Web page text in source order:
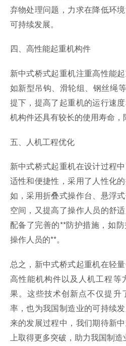
弃物处理问题，力求在降低环
可持续发展。
四、高性能起重机构件
新中式桥式起重机注重高性能
如新型吊钩、滑轮组、钢丝绳
提下，提高了起重机的运行速
机构件还具有较长的使用寿命，
五、人机工程优化
新中式桥式起重机在设计过程
适性和便捷性，采用了人性化
如，采用折叠式操作台、悬浮
空间，又提高了操作人员的舒
配备了完善的**防护措施，如
操作人员的**。
总之，新中式桥式起重机在轻
高性能机构件以及人机工程等
果。这些技术创新点不仅提升
率，也为我国制造业的可持续
来的发展过程中，我们期待新
上取得更多突破，助力我国制造